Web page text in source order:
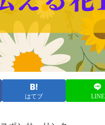
はてブ LINE